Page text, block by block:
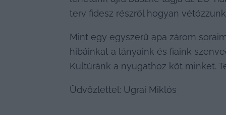
terv fidesz részről hogyan
Mint egy egyszerű apa zárom
hibáinkat a lányaink és fiaink
Kultúránk a nyugathoz köt minket.
Üdvözlettel: Ugrai Miklós